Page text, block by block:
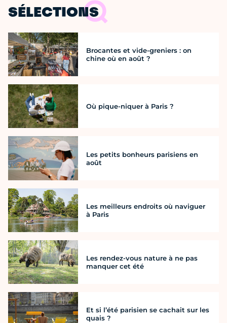
SÉLECTIONS
Brocantes et vide-greniers : on
chine où en août ?
Où pique-niquer à Paris ?
Les petits bonheurs parisiens en
août
Les meilleurs endroits où naviguer
à Paris
Les rendez-vous nature à ne pas
manquer cet été
Et si l’été parisien se cachait sur les
quais ?